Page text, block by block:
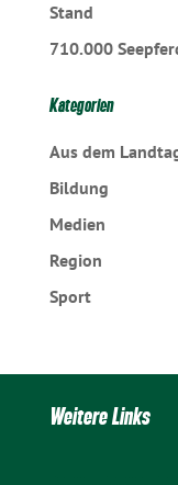
Stand
710.000
Kategorien
Aus dem
Bildung
Medien
Region
Sport
Weitere Links